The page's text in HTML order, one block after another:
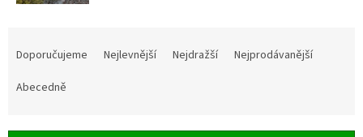
Doporučujeme Nejlevnější Nejdražší
Nejprodávanější
Abecedně